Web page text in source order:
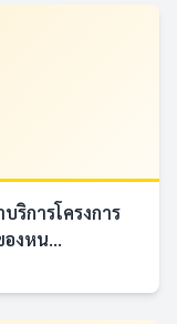
ริการโครงการ
งหน...